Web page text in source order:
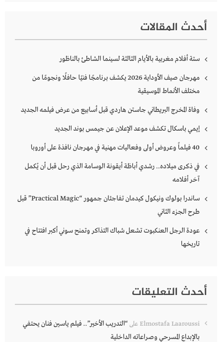
أحدث المقالات
ستة أفلام مغربية بالأيام الثالثة لسينما الشاطئ بالناظور
مهرجان صيف الأوداية 2026 يكشف برنامجًا فنيًا حافلًا ونجومًا من
مختلف الأنماط الموسيقية
وفاة المخرج البريطاني جاستن هاردي قبل أسابيع من عرض فيلمه الجديد
إيمي باسكال تكشف موعد الإعلان عن جيمس بوند الجديد
40 فيلماً وعروض أولى وفعاليات مهنية في مهرجان نافذة على أوروبا
في ذكرى ميلاده.. رشدي أباظة أيقونة الوسامة الذي رحل قبل أن يُكمل
آخر أفلامه
ساندرا بولوك ونيكول كيدمان تفاجئان جمهور “Practical Magic” قبل
طرح الجزء الثاني
عودة الرجل العنكبوت تشعل شباك التذاكر وتمنح سوني أكبر افتتاح في
تاريخها
أحدث التعليقات
Elmostafa Laaroussi على“التدريب الأخير”.. فيلم ياسين فنان يحتفي
بالإبداع المسرحي وصراعاته الداخلية